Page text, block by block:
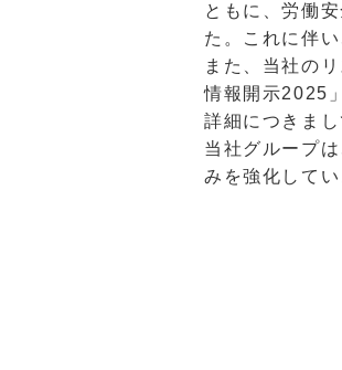
ともに、労働
た。これに伴
また、当社の
情報開示2025
詳細につきまし
当社グループ
みを強化して